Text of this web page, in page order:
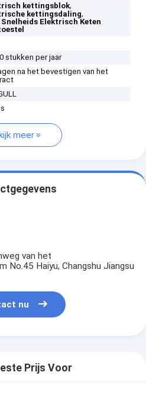
kettingsblok,
kettingsdaling,
Snelheids Elektrisch Keten
stukken per jaar
na het bevestigen van het
meer
van het
No.45 Haiyu, Changshu Jiangsu
nu
Prijs Voor